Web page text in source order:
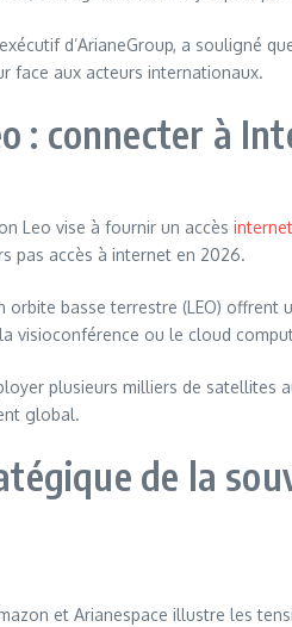
d’ArianeGroup, a souligné
face aux acteurs internationaux.
: connecter à
Leo vise à fournir un accès internet
pas accès à internet en 2026.
orbite basse terrestre (LEO)
visioconférence ou le cloud
plusieurs milliers de satellites
global.
de la
et Arianespace illustre les